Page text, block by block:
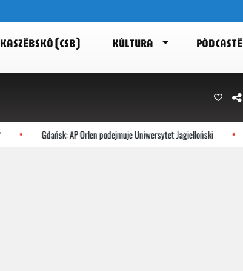
KASZËBSKÔ (CSB) KÙLTURA PÒDCASTË
Gdańsk: AP Orlen podejmuje Uniwersytet Jagielloński